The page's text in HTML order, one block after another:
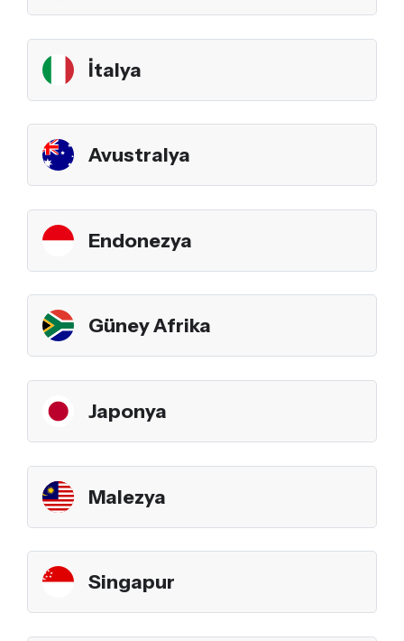
İtalya
Avustralya
Endonezya
Güney Afrika
Japonya
Malezya
Singapur